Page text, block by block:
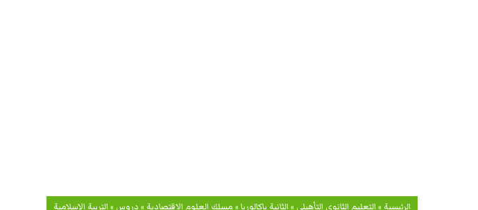
الرئيسية »التعليم الثانوي التأهيلي »الثانية باكالوريا» مسلك العلوم الاقتصادية » دروس »التربية الإسلامية